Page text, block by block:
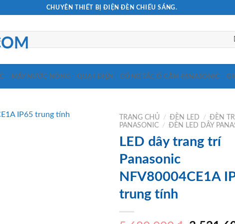
CHUYÊN THIẾT BỊ ĐIỆN ĐÈN CHIẾU SÁNG.
MÁY NƯỚC NÓNG QUẠT ĐIỆN CÔNG TẮC Ổ CẮM PANASONIC
TRANG CHỦ / ĐÈN LED / ĐÈN
PANASONIC / ĐÈN LED DÂY
LED dây trang trí
Panasonic
NFV80004CE1A
trung tính